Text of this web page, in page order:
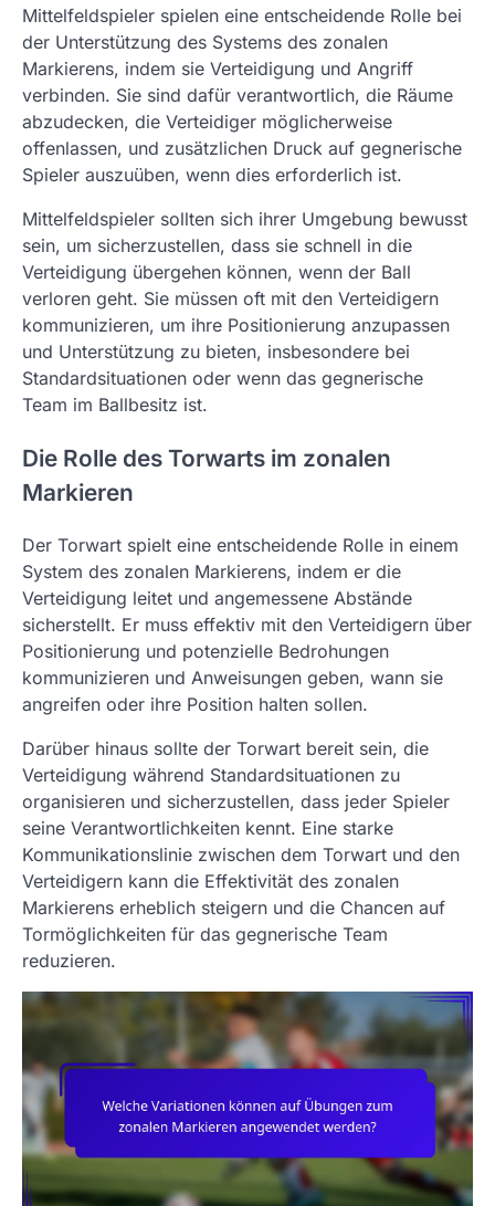
Mittelfeldspieler spielen eine entscheidende Rolle bei
der Unterstützung des Systems des zonalen
Markierens, indem sie Verteidigung und Angriff
verbinden. Sie sind dafür verantwortlich, die Räume
abzudecken, die Verteidiger möglicherweise
offenlassen, und zusätzlichen Druck auf gegnerische
Spieler auszuüben, wenn dies erforderlich ist.
Mittelfeldspieler sollten sich ihrer Umgebung bewusst
sein, um sicherzustellen, dass sie schnell in die
Verteidigung übergehen können, wenn der Ball
verloren geht. Sie müssen oft mit den Verteidigern
kommunizieren, um ihre Positionierung anzupassen
und Unterstützung zu bieten, insbesondere bei
Standardsituationen oder wenn das gegnerische
Team im Ballbesitz ist.
Die Rolle des Torwarts im zonalen
Markieren
Der Torwart spielt eine entscheidende Rolle in einem
System des zonalen Markierens, indem er die
Verteidigung leitet und angemessene Abstände
sicherstellt. Er muss effektiv mit den Verteidigern über
Positionierung und potenzielle Bedrohungen
kommunizieren und Anweisungen geben, wann sie
angreifen oder ihre Position halten sollen.
Darüber hinaus sollte der Torwart bereit sein, die
Verteidigung während Standardsituationen zu
organisieren und sicherzustellen, dass jeder Spieler
seine Verantwortlichkeiten kennt. Eine starke
Kommunikationslinie zwischen dem Torwart und den
Verteidigern kann die Effektivität des zonalen
Markierens erheblich steigern und die Chancen auf
Tormöglichkeiten für das gegnerische Team
reduzieren.